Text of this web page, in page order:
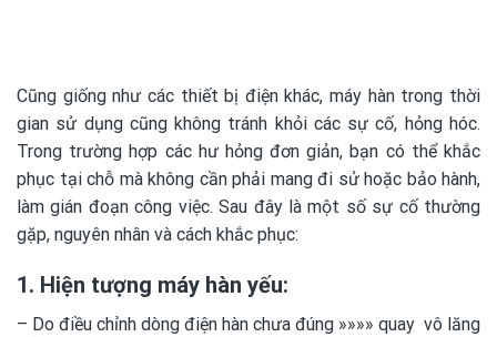
Cũng giống như các thiết bị điện khác,máy hàntrong thời
gian sử dụng cũng không tránh khỏi các sự cố, hỏng hóc.
Trong trường hợp các hư hỏng đơn giản, bạn có thể khắc
phục tại chỗ mà không cần phải mang đi sử hoặc bảo hành,
làm gián đoạn công việc. Sau đây là một số sự cố thường
gặp, nguyên nhân và cách khắc phục:
1. Hiện tượng máy hàn yếu:
– Do điều chỉnh dòng điện hàn chưa đúng »»»» quay vô lăng